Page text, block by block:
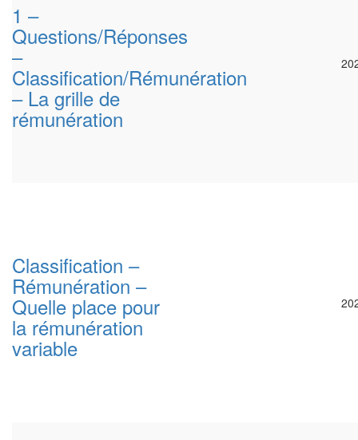
1 –
Questions/Réponses
–
Classification/Rémunération
– La grille de
rémunération
Classification –
Rémunération –
Quelle place pour
la rémunération
variable